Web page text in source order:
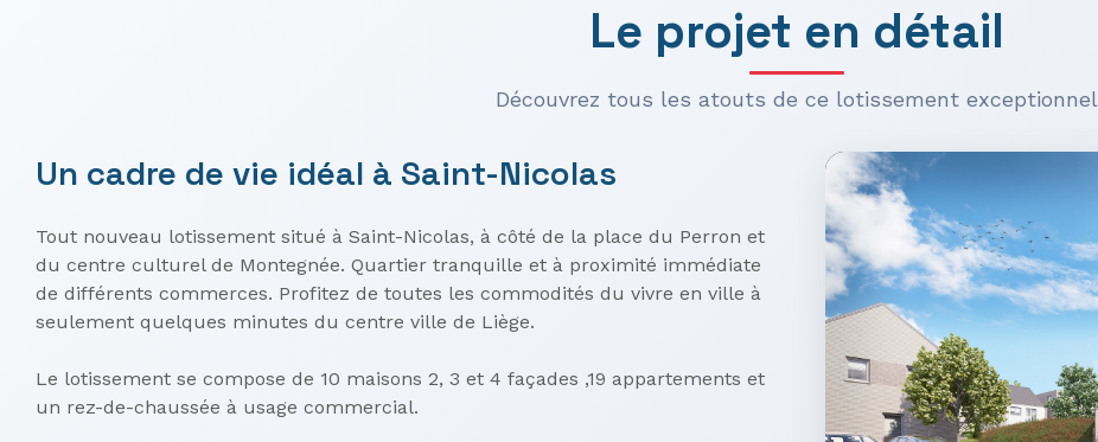
Le projet en détail
Découvrez tous les atouts de ce lotissement exceptionnel
Un cadre de vie idéal à Saint-Nicolas
Tout nouveau lotissement situé à Saint-Nicolas, à côté de la place du Perron et
du centre culturel de Montegnée. Quartier tranquille et à proximité immédiate
de différents commerces. Profitez de toutes les commodités du vivre en ville à
seulement quelques minutes du centre ville de Liège.
Le lotissement se compose de 10 maisons 2, 3 et 4 façades ,19 appartements et
un rez-de-chaussée à usage commercial.